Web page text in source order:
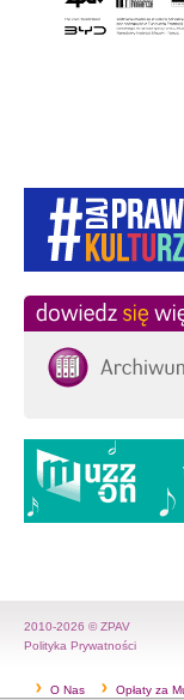
2010-2026 © ZPAV
Polityka Prywatności
O Nas Opłaty za